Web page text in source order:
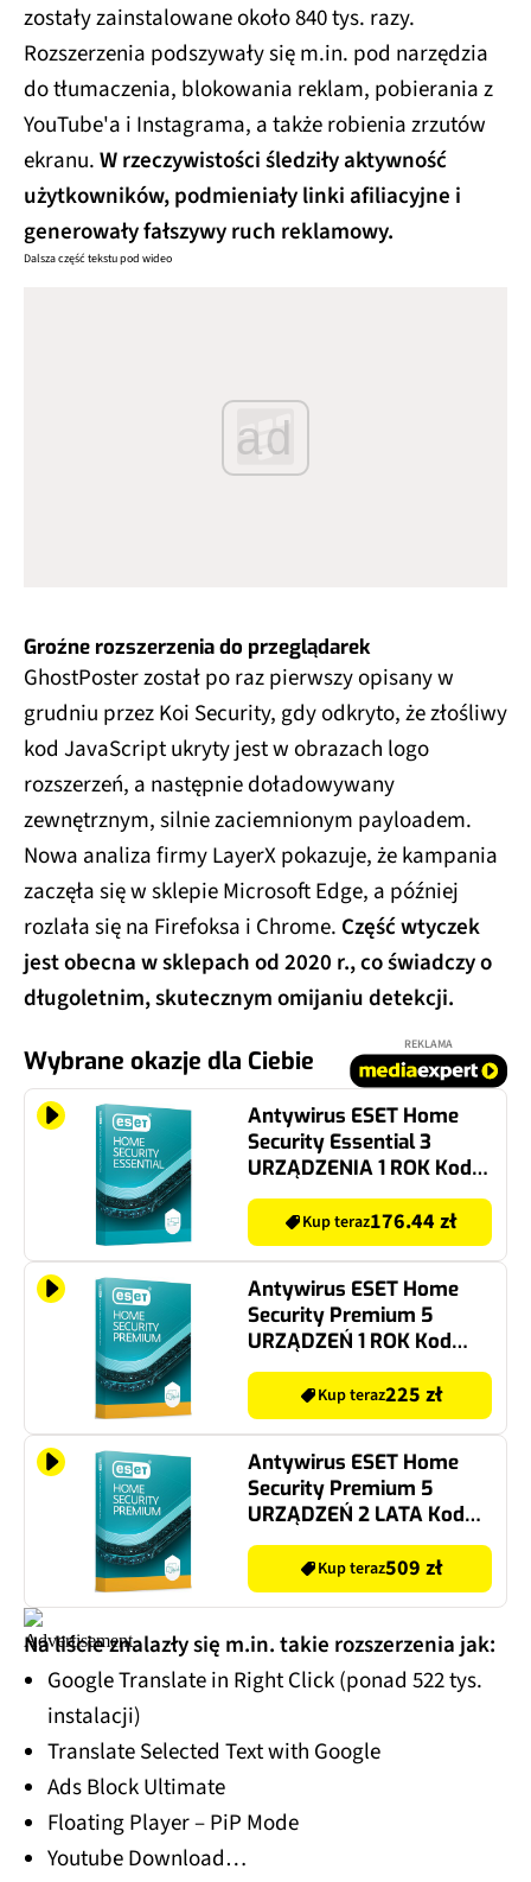
zostały zainstalowane około 840 tys. razy.
Rozszerzenia podszywały się m.in. pod narzędzia
do tłumaczenia, blokowania reklam, pobierania z
YouTube'a i Instagrama, a także robienia zrzutów
ekranu.W rzeczywistości śledziły aktywność
użytkowników, podmieniały linki afiliacyjne i
generowały fałszywy ruch reklamowy.
Dalsza część tekstu pod wideo
ad
Groźne rozszerzenia do przeglądarek
GhostPoster został po raz pierwszy opisany w
grudniu przez Koi Security, gdy odkryto, że złośliwy
kod JavaScript ukryty jest w obrazach logo
rozszerzeń, a następnie doładowywany
zewnętrznym, silnie zaciemnionym payloadem.
Nowa analiza firmy LayerX pokazuje, że kampania
zaczęła się w sklepie Microsoft Edge, a później
rozlała się na Firefoksa i Chrome. Część wtyczek
jest obecna w sklepach od 2020 r., co świadczy o
długoletnim, skutecznym omijaniu detekcji.
Wybrane okazje dla Ciebie
REKLAMA
Antywirus ESET Home
Security Essential 3
URZĄDZENIA 1 ROK Kod
aktywacyjny
Kup teraz176.44 zł
Antywirus ESET Home
Security Premium 5
URZĄDZEŃ 1 ROK Kod
aktywacyjny
Kup teraz225 zł
Antywirus ESET Home
Security Premium 5
URZĄDZEŃ 2 LATA Kod
aktywacyjny
Kup teraz509 zł
Na liście znalazły się m.in. takie rozszerzenia jak:
Google Translate in Right Click (ponad 522 tys.
instalacji)
Translate Selected Text with Google
Ads Block Ultimate
Floating Player – PiP Mode
Youtube Download…